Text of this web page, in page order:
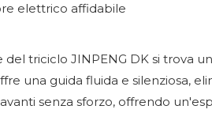
elettrico affidabile
del triciclo JINPENG DK si trova
una guida fluida e silenziosa,
senza sforzo, offrendo